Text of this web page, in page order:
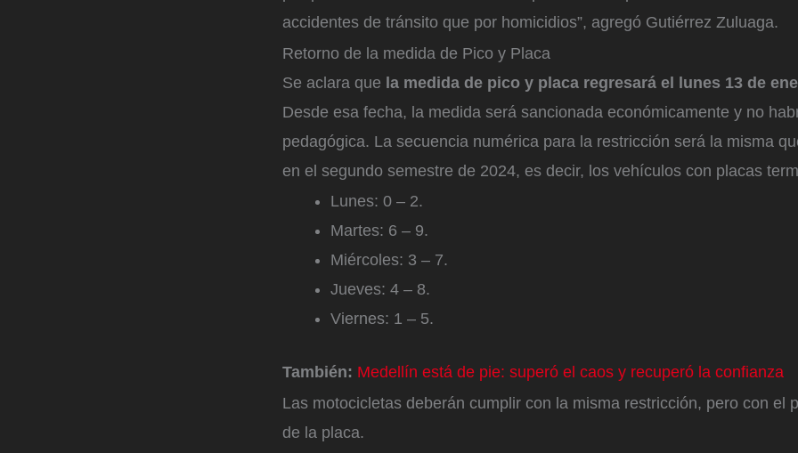
accidentes de tránsito que por homicidios”, agregó Gutiérrez Zuluaga.
Retorno de la medida de Pico y Placa
Se aclara que la medida de pico y placa regresará el lunes 13 de
Desde esa fecha, la medida será sancionada económicamente y no
pedagógica. La secuencia numérica para la restricción será la misma
en el segundo semestre de 2024, es decir, los vehículos con placas
Lunes: 0 – 2.
Martes: 6 – 9.
Miércoles: 3 – 7.
Jueves: 4 – 8.
Viernes: 1 – 5.
También: Medellín está de pie: superó el caos y recuperó la confianza
Las motocicletas deberán cumplir con la misma restricción, pero con el
de la placa.